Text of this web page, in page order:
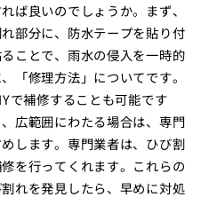
ば良いのでしょうか。まず、
部分に、防水テープを貼り付
ことで、雨水の侵入を一時的
「修理方法」についてです。
で補修することも可能です
広範囲にわたる場合は、専門
します。専門業者は、ひび割
を行ってくれます。これらの
れを発見したら、早めに対処